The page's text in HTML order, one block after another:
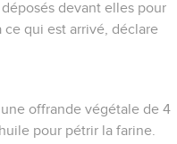
devant elles pour
ce qui est arrivé, déclare
offrande végétale de 4
pour pétrir la farine.